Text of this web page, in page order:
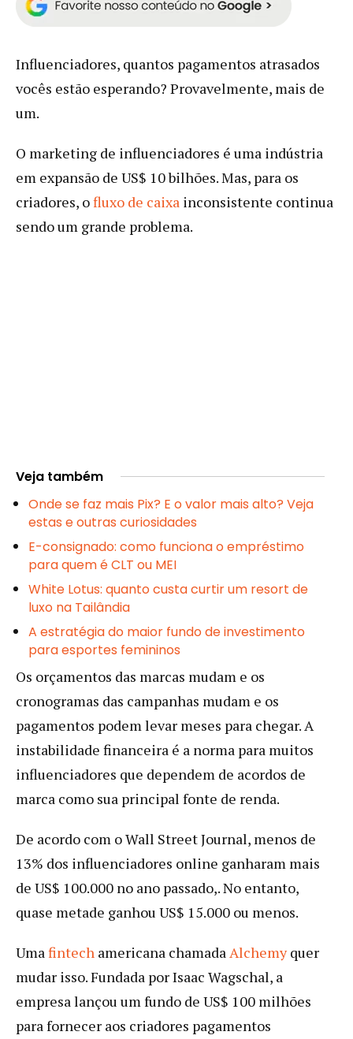
Influenciadores, quantos pagamentos atrasados ​​
vocês estão esperando? Provavelmente, mais de
um.
O marketing de influenciadores é uma indústria
em expansão de US$ 10 bilhões. Mas, para os
criadores, ofluxo de caixa inconsistente continua
sendo um grande problema.
Veja também
Onde se faz mais Pix? E o valor mais alto? Veja
estas e outras curiosidades
E-consignado: como funciona o empréstimo
para quem é CLT ou MEI
White Lotus: quanto custa curtir um resort de
luxo na Tailândia
A estratégia do maior fundo de investimento
para esportes femininos
Os orçamentos das marcas mudam e os
cronogramas das campanhas mudam e os
pagamentos podem levar meses para chegar. A
instabilidade financeira é a norma para muitos
influenciadores que dependem de acordos de
marca como sua principal fonte de renda.
De acordo com o Wall Street Journal, menos de
13% dos influenciadores online ganharam mais
de US$ 100.000 no ano passado,. No entanto,
quase metade ganhou US$ 15.000 ou menos.
Umafintech americana chamadaAlchemyquer
mudar isso. Fundada por Isaac Wagschal, a
empresa lançou um fundo de US$ 100 milhões
para fornecer aos criadores pagamentos